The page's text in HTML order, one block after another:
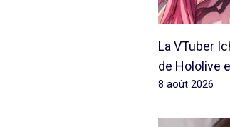
La VTuber
de Hololive
8 août 2026